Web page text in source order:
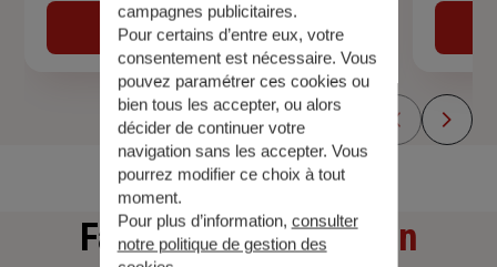
Découvrir
Faitesune simulation
campagnes publicitaires.
Pour certains d’entre eux, votre
consentement est nécessaire. Vous
pouvez paramétrer ces cookies ou
bien tous les accepter, ou alors
décider de continuer votre
navigation sans les accepter. Vous
pourrez modifier ce choix à tout
moment.
Pour plus d’information, consulter
notre politique de gestion des